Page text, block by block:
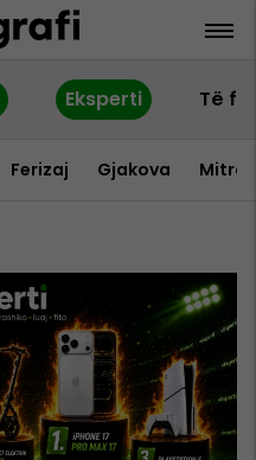
Eksperti Të
Ferizaj Gjakova